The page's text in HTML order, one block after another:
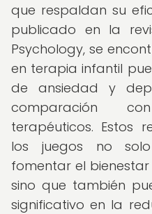
que respaldan su
publicado en la
Psychology, se
en terapia infantil
de ansiedad y
comparación
terapéuticos. Estos
los juegos no
fomentar el
sino que también
significativo en la